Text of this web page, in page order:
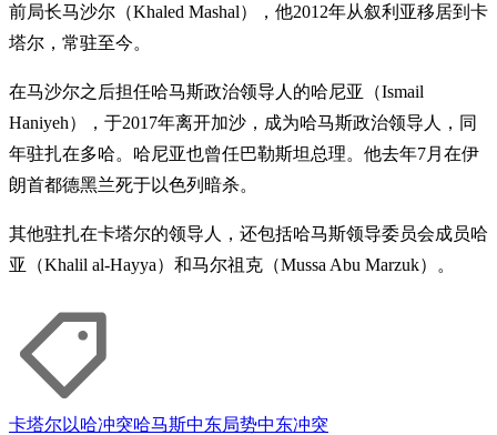
前局长马沙尔（Khaled Mashal），他2012年从叙利亚移居到卡
塔尔，常驻至今。
在马沙尔之后担任哈马斯政治领导人的哈尼亚（Ismail
Haniyeh），于2017年离开加沙，成为哈马斯政治领导人，同
年驻扎在多哈。哈尼亚也曾任巴勒斯坦总理。他去年7月在伊
朗首都德黑兰死于以色列暗杀。
其他驻扎在卡塔尔的领导人，还包括哈马斯领导委员会成员哈
亚（Khalil al-Hayya）和马尔祖克（Mussa Abu Marzuk）。
卡塔尔以哈冲突哈马斯中东局势中东冲突